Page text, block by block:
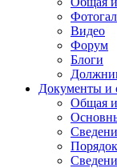
Видео
Форум
Блоги
Документы и
Общая